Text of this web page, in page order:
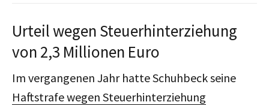
Urteil wegen Steuerhinterziehung
von 2,3 Millionen Euro
Im vergangenen Jahr hatte Schuhbeck seine
Haftstrafe wegen Steuerhinterziehung